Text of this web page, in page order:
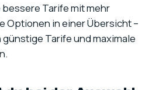
Tarife mit mehr
Optionen in einer Übersicht –
Tarife und maximale